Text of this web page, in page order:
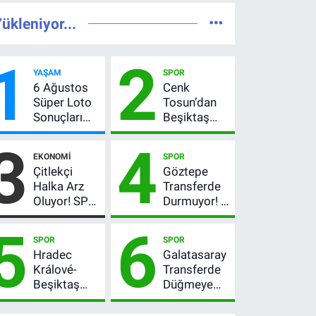
YAŞAM
6 Ağustos
Süper Loto
Sonuçları
Açıklandı!
TL’lik Çekiliş
2 SPOR
Cenk
Tosun’dan
Beşiktaş
açıklaması:
asıl mesajı
satır
arasında
verdi
EKONOMI
Çitlekçi
Halka Arz
Oluyor! SPK
Onayladı:
Sayısı ve
Talep
Toplama
Tarihi
4 SPOR
Göztepe
Transferde
Durmuyor! 6
İmza
Hedefler
Belli Oldu
SPOR
Hradec
Králové-
Beşiktaş
maçı hangi
6 SPOR
Galatasaray
Transferde
Düğmeye
Bastı! Leao,